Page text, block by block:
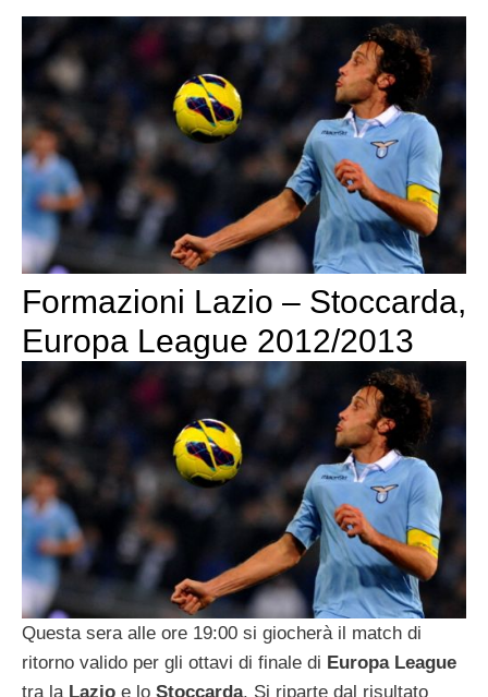
Formazioni Lazio – Stoccarda,
Europa League 2012/2013
Questa sera alle ore 19:00 si giocherà il match di
ritorno valido per gli ottavi di finale di Europa League
tra la Lazio e lo Stoccarda. Si riparte dal risultato